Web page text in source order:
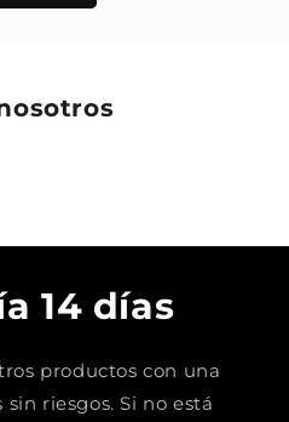
14 días
productos con una
riesgos. Si no está